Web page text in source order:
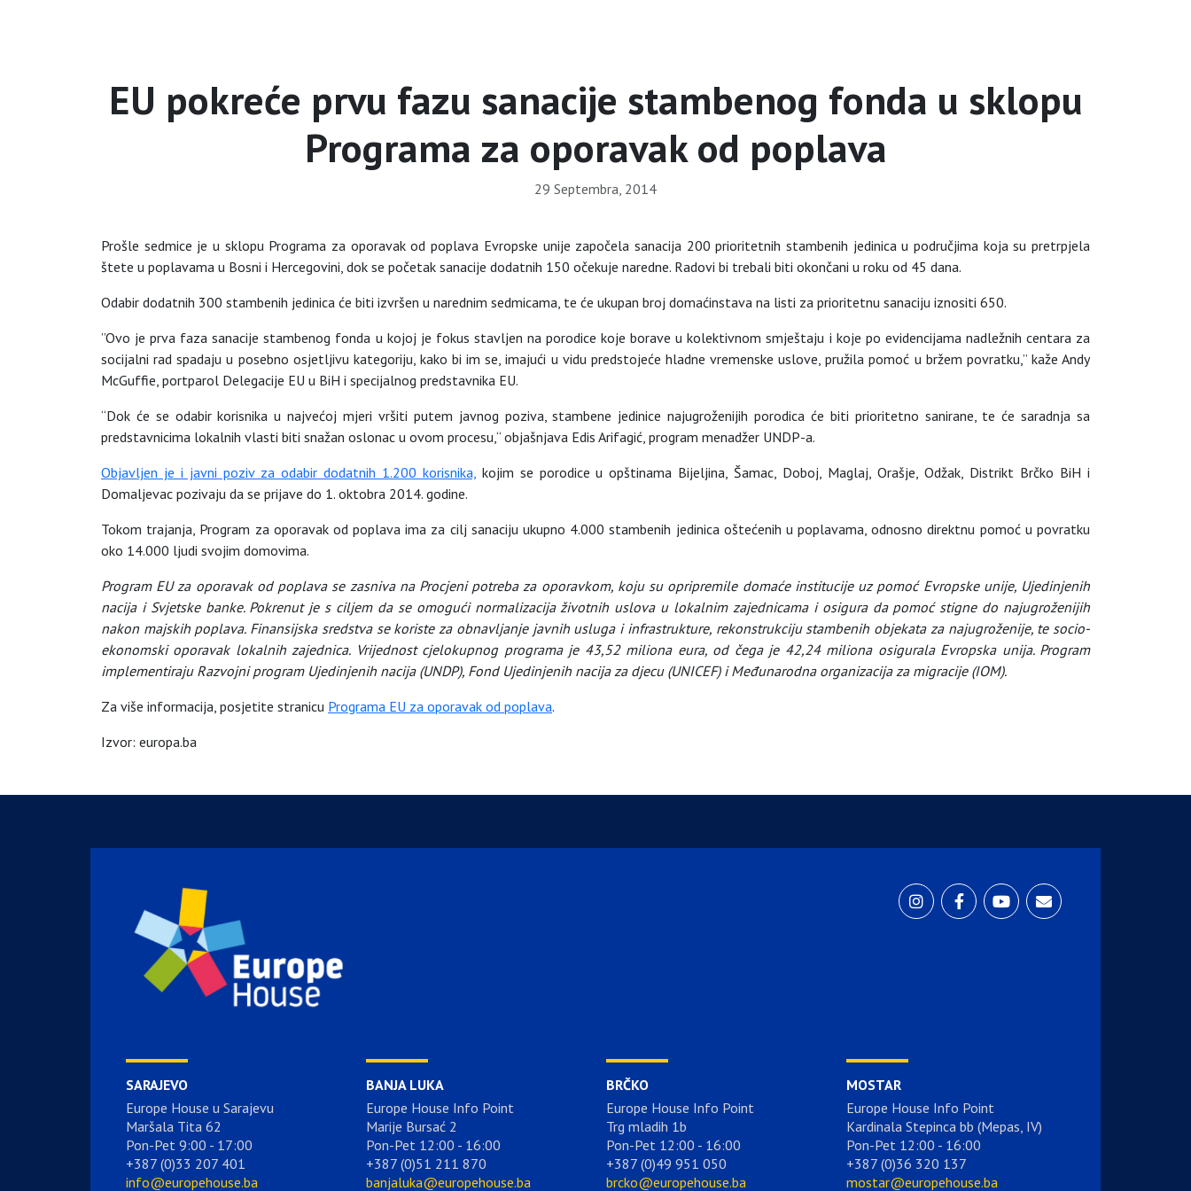
EU pokreće prvu fazu sanacije stambenog fonda u sklopu
Programa za oporavak od poplava
29 Septembra, 2014
Prošle sedmice je u sklopu Programa za oporavak od poplava Evropske unije započela sanacija 200 prioritetnih stambenih jedinica u područjima koja su pretrpjela
štete u poplavama u Bosni i Hercegovini, dok se početak sanacije dodatnih 150 očekuje naredne. Radovi bi trebali biti okončani u roku od 45 dana.
Odabir dodatnih 300 stambenih jedinica će biti izvršen u narednim sedmicama, te će ukupan broj domaćinstava na listi za prioritetnu sanaciju iznositi 650.
”Ovo je prva faza sanacije stambenog fonda u kojoj je fokus stavljen na porodice koje borave u kolektivnom smještaju i koje po evidencijama nadležnih centara za
socijalni rad spadaju u posebno osjetljivu kategoriju, kako bi im se, imajući u vidu predstojeće hladne vremenske uslove, pružila pomoć u bržem povratku,” kaže Andy
McGuffie, portparol Delegacije EU u BiH i specijalnog predstavnika EU.
“Dok će se odabir korisnika u najvećoj mjeri vršiti putem javnog poziva, stambene jedinice najugroženijih porodica će biti prioritetno sanirane, te će saradnja sa
predstavnicima lokalnih vlasti biti snažan oslonac u ovom procesu,“ objašnjava Edis Arifagić, program menadžer UNDP-a.
Objavljen je i javni poziv za odabir dodatnih 1.200 korisnika,kojim se porodice u opštinama Bijeljina, Šamac, Doboj, Maglaj, Orašje, Odžak, Distrikt Brčko BiH i
Domaljevac pozivaju da se prijave do 1. oktobra 2014. godine.
Tokom trajanja, Program za oporavak od poplava ima za cilj sanaciju ukupno 4.000 stambenih jedinica oštećenih u poplavama, odnosno direktnu pomoć u povratku
oko 14.000 ljudi svojim domovima.
Program EU za oporavak od poplava se zasniva na Procjeni potreba za oporavkom, koju su opripremile domaće institucije uz pomoć Evropske unije, Ujedinjenih
nacija i Svjetske banke. Pokrenut je s ciljem da se omogući normalizacija životnih uslova u lokalnim zajednicama i osigura da pomoć stigne do najugroženijih
nakon majskih poplava. Finansijska sredstva se koriste za obnavljanje javnih usluga i infrastrukture, rekonstrukciju stambenih objekata za najugroženije, te socio-
ekonomski oporavak lokalnih zajednica. Vrijednost cjelokupnog programa je 43,52 miliona eura, od čega je 42,24 miliona osigurala Evropska unija. Program
implementiraju Razvojni program Ujedinjenih nacija (UNDP), Fond Ujedinjenih nacija za djecu (UNICEF) i Međunarodna organizacija za migracije (IOM).
Za više informacija, posjetite stranicu Programa EU za oporavak od poplava.
Izvor: europa.ba
SARAJEVO
Europe House u Sarajevu
Maršala Tita 62
Pon-Pet 9:00 - 17:00
+387 (0)33 207 401
info@europehouse.ba
BANJA LUKA
Europe House Info Point
Marije Bursać 2
Pon-Pet 12:00 - 16:00
+387 (0)51 211 870
banjaluka@europehouse.ba
BRČKO
Europe House Info Point
Trg mladih 1b
Pon-Pet 12:00 - 16:00
+387 (0)49 951 050
brcko@europehouse.ba
MOSTAR
Europe House Info Point
Kardinala Stepinca bb (Mepas, IV)
Pon-Pet 12:00 - 16:00
+387 (0)36 320 137
mostar@europehouse.ba